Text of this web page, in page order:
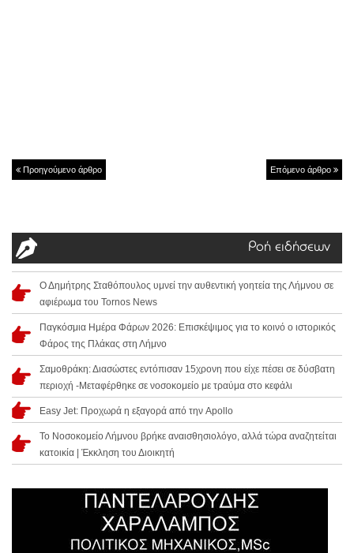
Προηγούμενο άρθρο Επόμενο άρθρο
Ροή ειδήσεων
Ο Δημήτρης Σταθόπουλος υμνεί την αυθεντική γοητεία της Λήμνου σε
αφιέρωμα του Tornos News
Παγκόσμια Ημέρα Φάρων 2026: Επισκέψιμος για το κοινό ο ιστορικός
Φάρος της Πλάκας στη Λήμνο
Σαμοθράκη: Διασώστες εντόπισαν 15χρονη που είχε πέσει σε δύσβατη
περιοχή -Μεταφέρθηκε σε νοσοκομείο με τραύμα στο κεφάλι
Easy Jet: Προχωρά η εξαγορά από την Apollo
Το Νοσοκομείο Λήμνου βρήκε αναισθησιολόγο, αλλά τώρα αναζητείται
κατοικία | Έκκληση του Διοικητή